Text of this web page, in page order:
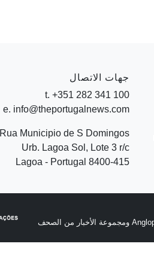
جهات الاتصال
t. +351 282 341 100
e. info@theportugalnews.com
Rua Municipio de S Domingos
Urb. Lagoa Sol, Lote 3 r/c
8400-415 Lagoa - Portugal